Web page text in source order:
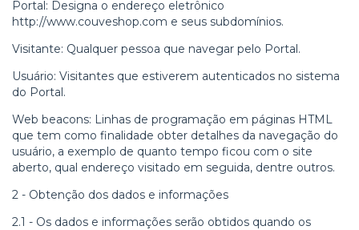
Portal: Designa o endereço eletrônico
http://www.couveshop.com e seus subdomínios.
Visitante: Qualquer pessoa que navegar pelo Portal.
Usuário: Visitantes que estiverem autenticados no sistema
do Portal.
Web beacons: Linhas de programação em páginas HTML
que tem como finalidade obter detalhes da navegação do
usuário, a exemplo de quanto tempo ficou com o site
aberto, qual endereço visitado em seguida, dentre outros.
2 - Obtenção dos dados e informações
2.1 - Os dados e informações serão obtidos quando os